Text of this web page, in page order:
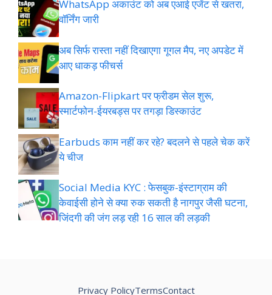
WhatsApp अकाउंट को अब एआई एजेंट से खतरा,
वॉर्निंग जारी
अब सिर्फ रास्ता नहीं दिखाएगा गूगल मैप, नए अपडेट में
आए धाकड़ फीचर्स
Amazon-Flipkart पर फ्रीडम सेल शुरू,
स्मार्टफोन-ईयरबड्स पर तगड़ा डिस्काउंट
Earbuds काम नहीं कर रहे? बदलने से पहले चेक करें
ये चीज
Social Media KYC : फेसबुक-इंस्टाग्राम की
केवाईसी होने से क्या रुक सकती है नागपुर जैसी घटना,
जिंदगी की जंग लड़ रही 16 साल की लड़की
Privacy PolicyTermsContact